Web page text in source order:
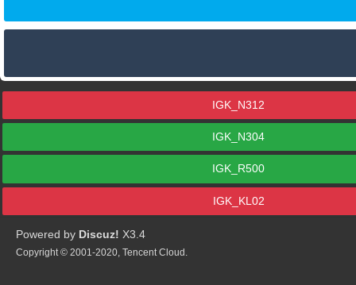
IGK_N312
IGK_N304
IGK_R500
IGK_KL02
Powered by Discuz! X3.4
Copyright © 2001-2020, Tencent Cloud.